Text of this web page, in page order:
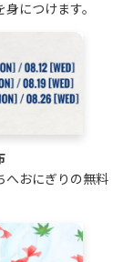
につけます。
へおにぎりの無料